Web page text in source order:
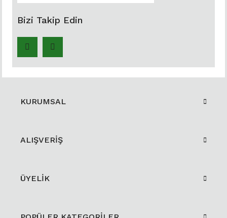
Bizi Takip Edin
KURUMSAL
ALIŞVERİŞ
ÜYELİK